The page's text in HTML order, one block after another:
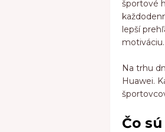
športové
lepší
motiváciu.
Na trhu
Huawei.
Čo